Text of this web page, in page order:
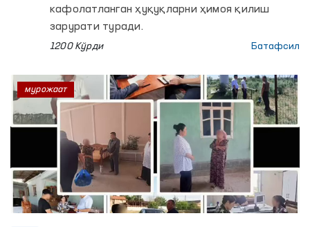
масалалари муҳокама қилинди
кафолатланган ҳуқуқларни ҳимоя қилиш
зарурати туради.
1200 Кўрди Батафсил
мурожаат